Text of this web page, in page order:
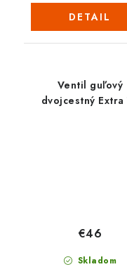
DETAIL
Ventil guľový
dvojcestný Extra
Skladom
€46